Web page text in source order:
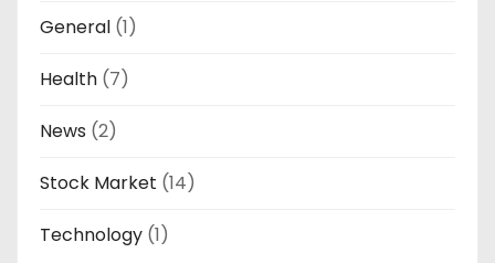
General (1)
Health (7)
News (2)
Stock Market (14)
Technology (1)